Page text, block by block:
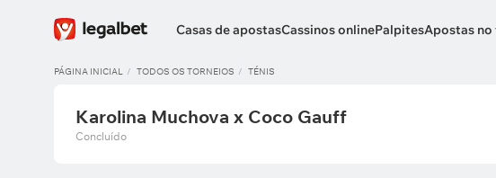
Casas de apostasCassinos onlinePalpitesApostas
PÁGINA INICIAL TODOS OS TORNEIOS TÉNIS
Karolina Muchova x Coco Gauff
Concluído